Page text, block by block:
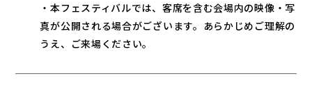
・本フェスティバルでは、客席を含む会場内の映像・写
真が公開される場合がございます。あらかじめご理解の
うえ、ご来場ください。